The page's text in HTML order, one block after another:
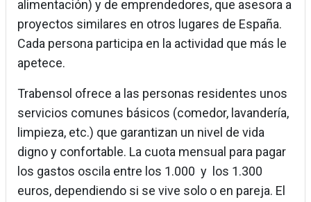
alimentación) y de emprendedores, que asesora a
proyectos similares en otros lugares de España.
Cada persona participa en la actividad que más le
apetece.
Trabensol ofrece a las personas residentes unos
servicios comunes básicos (comedor, lavandería,
limpieza, etc.) que garantizan un nivel de vida
digno y confortable. La cuota mensual para pagar
los gastos oscila entre los 1.000 y los 1.300
euros, dependiendo si se vive solo o en pareja. El